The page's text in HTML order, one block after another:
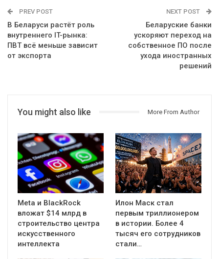
PREV POST
В Беларуси растёт роль
внутреннего IT-рынка:
ПВТ всё меньше зависит
от экспорта
NEXT POST
Беларуские банки
ускоряют переход на
собственное ПО после
ухода иностранных
решений
You might also like More From Author
Meta и BlackRock
вложат $14 млрд в
строительство центра
искусственного
интеллекта
Илон Маск стал
первым триллионером
в истории. Более 4
тысяч его сотрудников
стали…